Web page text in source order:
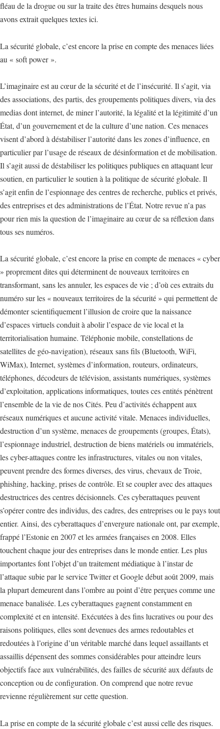
fléau de la drogue ou sur la traite des êtres humains desquels nous
avons extrait quelques textes ici.
La sécurité globale, c’est encore la prise en compte des menaces liées
au « soft power ».
L’imaginaire est au cœur de la sécurité et de l’insécurité. Il s’agit, via
des associations, des partis, des groupements politiques divers, via des
medias dont internet, de miner l’autorité, la légalité et la légitimité d’un
État, d’un gouvernement et de la culture d’une nation. Ces menaces
visent d’abord à déstabiliser l’autorité dans les zones d’influence, en
particulier par l’usage de réseaux de désinformation et de mobilisation.
Il s’agit aussi de déstabiliser les politiques publiques en attaquant leur
soutien, en particulier le soutien à la politique de sécurité globale. Il
s’agit enfin de l’espionnage des centres de recherche, publics et privés,
des entreprises et des administrations de l’État. Notre revue n’a pas
pour rien mis la question de l’imaginaire au cœur de sa réflexion dans
tous ses numéros.
La sécurité globale, c’est encore la prise en compte de menaces « cyber
» proprement dites qui déterminent de nouveaux territoires en
transformant, sans les annuler, les espaces de vie ; d’où ces extraits du
numéro sur les « nouveaux territoires de la sécurité » qui permettent de
démonter scientifiquement l’illusion de croire que la naissance
d’espaces virtuels conduit à abolir l’espace de vie local et la
territorialisation humaine. Téléphonie mobile, constellations de
satellites de géo-navigation), réseaux sans fils (Bluetooth, WiFi,
WiMax), Internet, systèmes d’information, routeurs, ordinateurs,
téléphones, décodeurs de télévision, assistants numériques, systèmes
d’exploitation, applications informatiques, toutes ces entités pénètrent
l’ensemble de la vie de nos Cités. Peu d’activités échappent aux
réseaux numériques et aucune activité vitale. Menaces individuelles,
destruction d’un système, menaces de groupements (groupes, États),
l’espionnage industriel, destruction de biens matériels ou immatériels,
les cyber-attaques contre les infrastructures, vitales ou non vitales,
peuvent prendre des formes diverses, des virus, chevaux de Troie,
phishing, hacking, prises de contrôle. Et se coupler avec des attaques
destructrices des centres décisionnels. Ces cyberattaques peuvent
s’opérer contre des individus, des cadres, des entreprises ou le pays tout
entier. Ainsi, des cyberattaques d’envergure nationale ont, par exemple,
frappé l’Estonie en 2007 et les armées françaises en 2008. Elles
touchent chaque jour des entreprises dans le monde entier. Les plus
importantes font l’objet d’un traitement médiatique à l’instar de
l’attaque subie par le service Twitter et Google début août 2009, mais
la plupart demeurent dans l’ombre au point d’être perçues comme une
menace banalisée. Les cyberattaques gagnent constamment en
complexité et en intensité. Exécutées à des fins lucratives ou pour des
raisons politiques, elles sont devenues des armes redoutables et
redoutées à l’origine d’un véritable marché dans lequel assaillants et
assaillis dépensent des sommes considérables pour atteindre leurs
objectifs face aux vulnérabilités, des failles de sécurité aux défauts de
conception ou de configuration. On comprend que notre revue
revienne régulièrement sur cette question.
La prise en compte de la sécurité globale c’est aussi celle des risques.